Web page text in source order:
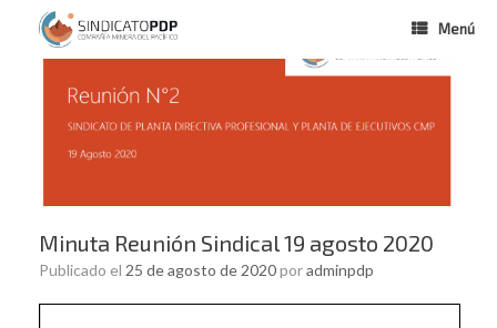
Menú
Minuta Reunión Sindical 19 agosto 2020
Publicado el 25 de agosto de 2020poradminpdp